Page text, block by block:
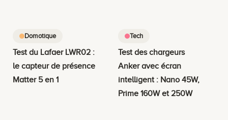
Domotique
Test du Lafaer LWR02 :
le capteur de présence
Matter 5 en 1
Tech
Test des chargeurs
Anker avec écran
intelligent : Nano 45W,
Prime 160W et 250W